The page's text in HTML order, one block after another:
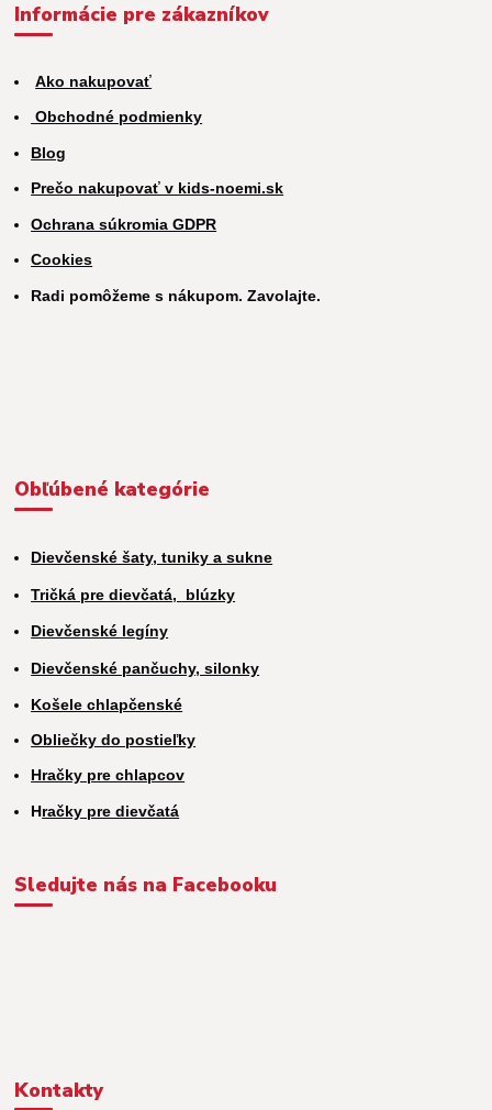
Informácie pre zákazníkov
Ako nakupovať
Obchodné podmienky
Blog
Prečo nakupovať v kids-noemi.sk
Ochrana súkromia GDPR
Cookies
Radi pomôžeme s nákupom. Zavolajte.
Obľúbené kategórie
Dievčenské šaty, tuniky a sukne
Tričká pre dievčatá, blúzky
Dievčenské legíny
Dievčenské pančuchy, silonky
Košele chlapčenské
Obliečky do postieľky
Hračky pre chlapcov
Hračky pre dievčatá
Sledujte nás na Facebooku
Kontakty